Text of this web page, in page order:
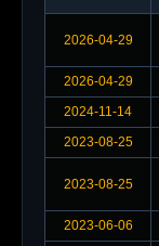
2026-04-29
2026-04-29
2024-11-14
2023-08-25
2023-08-25
2023-06-06